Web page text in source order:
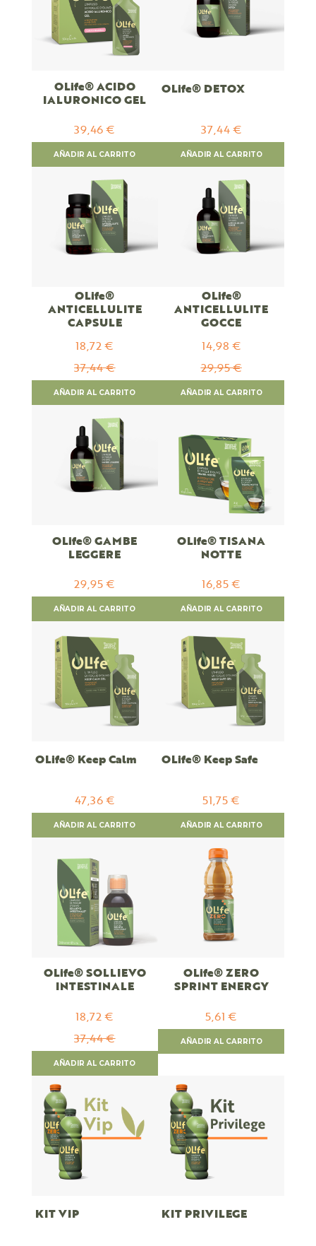
OLife® ACIDO
IALURONICO GEL
39,46 €
AÑADIR AL CARRITO
OLife® DETOX
37,44 €
AÑADIR AL CARRITO
OLife®
ANTICELLULITE
CAPSULE
Special
Price
18,72 €
37,44 €
AÑADIR AL CARRITO
OLife®
ANTICELLULITE
GOCCE
Special
Price
14,98 €
29,95 €
AÑADIR AL CARRITO
OLife® GAMBE
LEGGERE
29,95 €
AÑADIR AL CARRITO
OLife® TISANA
NOTTE
16,85 €
AÑADIR AL CARRITO
OLife® Keep Calm
47,36 €
AÑADIR AL CARRITO
OLife® Keep Safe
51,75 €
AÑADIR AL CARRITO
OLife® SOLLIEVO
INTESTINALE
Special
Price
18,72 €
37,44 €
AÑADIR AL CARRITO
OLife® ZERO
SPRINT ENERGY
5,61 €
AÑADIR AL CARRITO
KIT VIP KIT PRIVILEGE